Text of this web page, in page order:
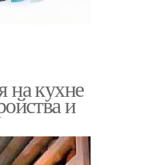
на кухне
и